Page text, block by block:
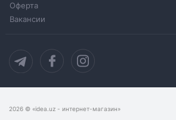
Оферта
Вакансии
2026 © «idea.uz - интернет-магазин»